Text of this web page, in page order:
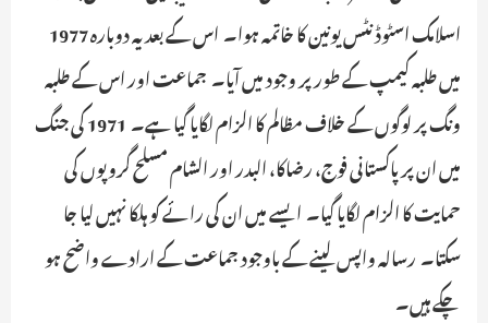
اسلامک اسٹوڈنٹس یونین کا خاتمہ ہوا۔ اس کے بعد یہ دوبارہ 1977
میں طلبہ کیمپ کے طور پر وجود میں آیا۔ جماعت اور اس کے طلبہ
ونگ پر لوگوں کے خلاف مظالم کا الزام لگایا گیا ہے۔ 1971 کی جنگ
میں ان پر پاکستانی فوج، رضاکا، البدر اور الشام مسلح گروپوں کی
حمایت کا الزام لگایا گیا۔ ایسے میں ان کی رائے کو ہلکا نہیں لیا جا
سکتا۔ رسالہ واپس لینے کے باوجود جماعت کے ارادے واضح ہو
چکے ہیں۔